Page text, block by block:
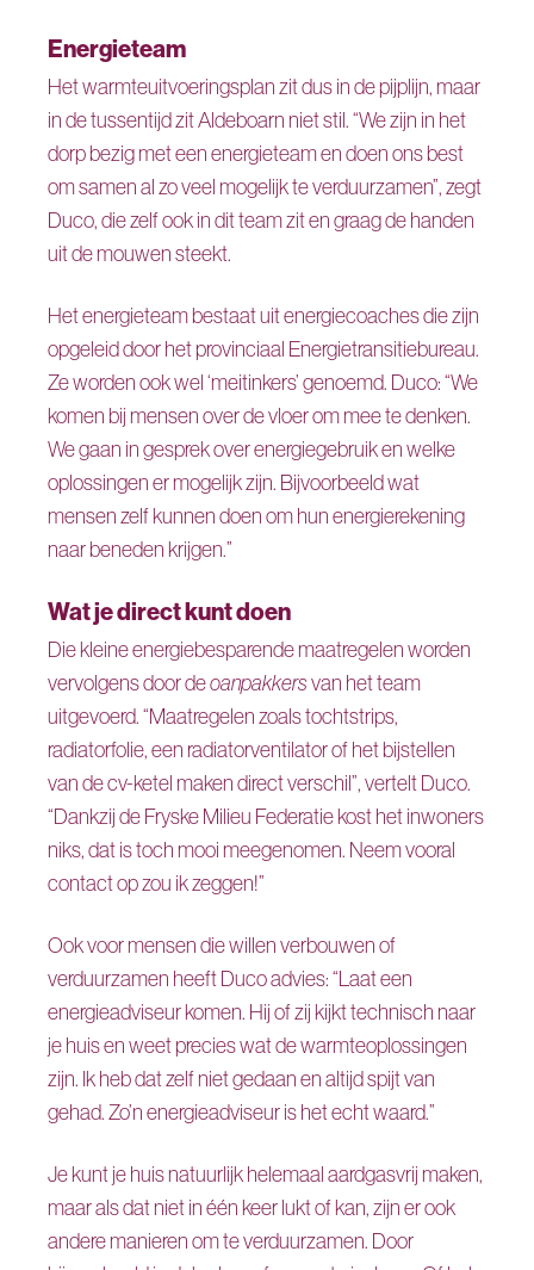
Energieteam
Het warmteuitvoeringsplan zit dus in de pijplijn, maar
in de tussentijd zit Aldeboarn niet stil. “We zijn in het
dorp bezig met een energieteam en doen ons best
om samen al zo veel mogelijk te verduurzamen”, zegt
Duco, die zelf ook in dit team zit en graag de handen
uit de mouwen steekt.
Het energieteam bestaat uit energiecoaches die zijn
opgeleid door het provinciaal Energietransitiebureau.
Ze worden ook wel ‘meitinkers’ genoemd. Duco: “We
komen bij mensen over de vloer om mee te denken.
We gaan in gesprek over energiegebruik en welke
oplossingen er mogelijk zijn. Bijvoorbeeld wat
mensen zelf kunnen doen om hun energierekening
naar beneden krijgen.”
Wat je direct kunt doen
Die kleine energiebesparende maatregelen worden
vervolgens door deoanpakkers van het team
uitgevoerd. “Maatregelen zoals tochtstrips,
radiatorfolie, een radiatorventilator of het bijstellen
van de cv-ketel maken direct verschil”, vertelt Duco.
“Dankzij de Fryske Milieu Federatie kost het inwoners
niks, dat is toch mooi meegenomen. Neem vooral
contact op zou ik zeggen!”
Ook voor mensen die willen verbouwen of
verduurzamen heeft Duco advies: “Laat een
energieadviseur komen. Hij of zij kijkt technisch naar
je huis en weet precies wat de warmteoplossingen
zijn. Ik heb dat zelf niet gedaan en altijd spijt van
gehad. Zo’n energieadviseur is het echt waard.”
Je kunt je huis natuurlijk helemaal aardgasvrij maken,
maar als dat niet in één keer lukt of kan, zijn er ook
andere manieren om te verduurzamen. Door